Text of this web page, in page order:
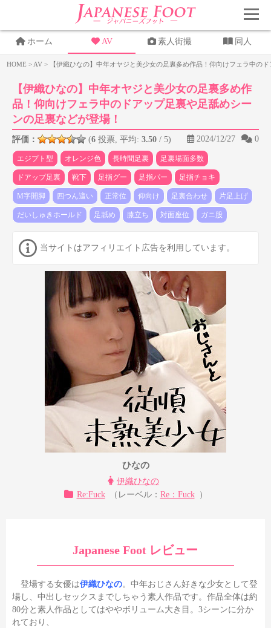
ホーム AV 素人街撮 同人
HOME > AV > 【伊織ひなの】中年オヤジと美少女の足裏多め作品！仰向けフェラ中の
【伊織ひなの】中年オヤジと美少女の足裏多め作
品！仰向けフェラ中のドアップ足裏や足舐めシー
ンの足裏などが登場！
評価： (6 投票, 平均: 3.50 / 5) 2024/12/27 0
エジプト型 オレンジ色 長時間足裏 足裏場面多数
ドアップ足裏 靴下 足指グー 足指パー 足指チョキ
M字開脚 四つん這い 正常位 仰向け 足裏合わせ 片足上げ
だいしゅきホールド 足舐め 膝立ち 対面座位 ガニ股
当サイトはアフィリエイト広告を利用しています。
ひなの
伊織ひなの
Re:Fuck
（レーベル： Re：Fuck ）
Japanese Foot レビュー
登場する女優は伊織ひなの。中年おじさん好きな少女として登
場し、中出しセックスまでしちゃう素人作品です。作品全体は約
80分と素人作品としてはややボリューム大き目。3シーンに分か
れており、